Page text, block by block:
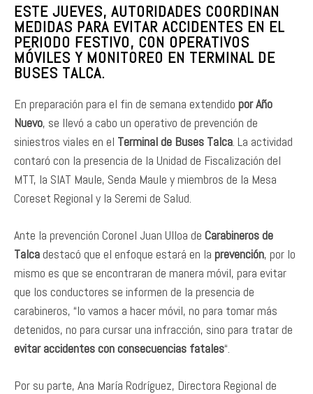
ESTE JUEVES, AUTORIDADES COORDINAN
MEDIDAS PARA EVITAR ACCIDENTES EN EL
PERIODO FESTIVO, CON OPERATIVOS
MÓVILES Y MONITOREO EN TERMINAL DE
BUSES TALCA.
En preparación para el fin de semana extendido por Año
Nuevo, se llevó a cabo un operativo de prevención de
siniestros viales en el Terminal de Buses Talca . La actividad
contaró con la presencia de la Unidad de Fiscalización del
MTT, la SIAT Maule, Senda Maule y miembros de la Mesa
Coreset Regional y la Seremi de Salud.
Ante la prevención Coronel Juan Ulloa de Carabineros de
Talcadestacó que el enfoque estará en la prevención, por lo
mismo es que se encontraran de manera móvil, para evitar
que los conductores se informen de la presencia de
carabineros, “lo vamos a hacer móvil, no para tomar más
detenidos, no para cursar una infracción, sino para tratar de
evitar accidentes con consecuencias fatales“.
Por su parte, Ana María Rodríguez, Directora Regional de